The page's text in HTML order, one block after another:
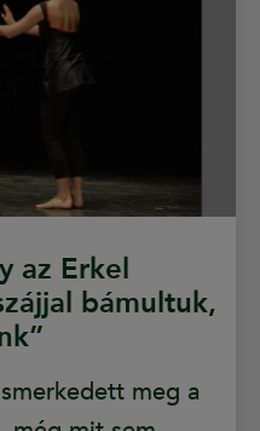
az Erkel
bámultuk,
meg a